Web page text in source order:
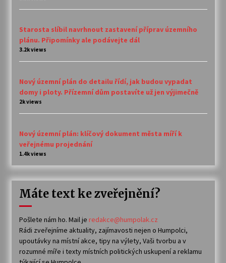
Starosta slíbil navrhnout zastavení příprav územního
plánu. Připomínky ale podávejte dál
3.2k views
Nový územní plán do detailu řídí, jak budou vypadat
domy i ploty. Přízemní dům postavíte už jen výjimečně
2k views
Nový územní plán: klíčový dokument města míří k
veřejnému projednání
1.4k views
Máte text ke zveřejnění?
Pošlete nám ho. Mail je redakce@humpolak.cz
Rádi zveřejníme aktuality, zajímavosti nejen o Humpolci,
upoutávky na místní akce, tipy na výlety, Vaši tvorbu a v
rozumné míře i texty místních politických uskupení a reklamu